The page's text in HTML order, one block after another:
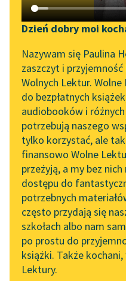
Katalog DAISY
Podkasty o książkach
Aktualności
Zapraszamy na spotkanie
online z tłumaczkami
literatury skandynawskiej
Spotkanie z Katarzyną
Tunkiel w Oslo
Wolne Lektury na 32.
Pol’and’Rock Festivalu
„Kochanek Lady
Chatterley” do słuchania
na Wolnych Lekturach
Nowy audiobook –
„Marzenie o Oriencie”
Dzień dobry moi
Nazywam się Paulina
zaszczyt i
Wolnych Lektur.
do bezpłatnych
audiobooków i
potrzebują naszego
tylko korzystać, ale
finansowo Wolne
przeżyją, a my bez
dostępu do
potrzebnych
często przydają się
szkołach albo nam
po prostu do
książki. Także
Lektury.
Motyw: Ogród